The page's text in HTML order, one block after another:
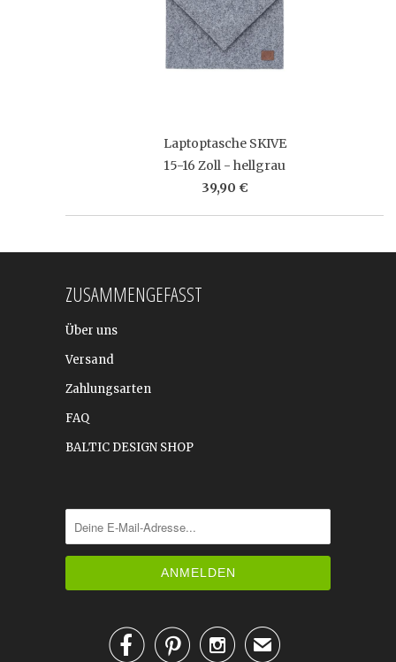
Laptoptasche SKIVE
15-16 Zoll - hellgrau
39,90 €
ZUSAMMENGEFASST
Über uns
Versand
Zahlungsarten
FAQ
BALTIC DESIGN SHOP
✉